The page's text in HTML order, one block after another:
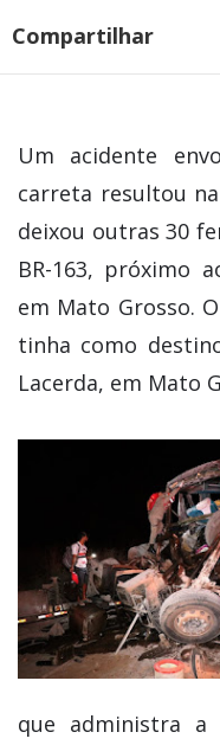
Compartilhar
Um acidente
carreta resultou
deixou outras 30
BR-163, próximo
em Mato Grosso.
tinha como
Lacerda, em Mato
que administra a